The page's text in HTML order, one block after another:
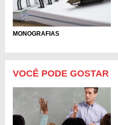
MONOGRAFIAS
VOCÊ PODE GOSTAR